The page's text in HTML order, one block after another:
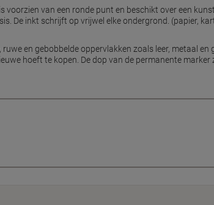
voorzien van een ronde punt en beschikt over een
De inkt schrijft op vrijwel elke ondergrond. (papier,
en gebobbelde oppervlakken zoals leer, metaal en
hoeft te kopen. De dop van de permanente